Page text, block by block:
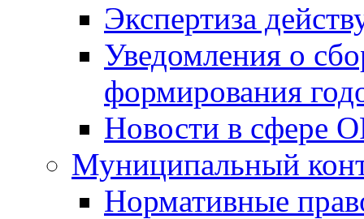
Экспертиза
Уведомления о
формирования
Новости в сфере
Муниципальный
Нормативные